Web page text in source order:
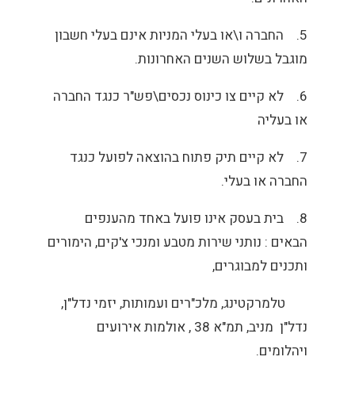
5.
החברה ו\או בעלי המניות אינם בעלי חשבון
מוגבל בשלוש השנים האחרונות.
6.
לא קיים צו כינוס נכסים\פש"ר כנגד החברה
או בעליה
7.
לא קיים תיק פתוח בהוצאה לפועל כנגד
החברה או בעלי.
8.
בית בעסק אינו פועל באחד מהענפים
הבאים : נותני שירות מטבע ומנכי צ'קים, הימורים
ותכנים למבוגרים,
טלמרקטינג, מלכ"רים ועמותות, יזמי נדל"ן,
נדל"ן מניב, תמ"א 38 , אולמות אירועים
ויהלומים.